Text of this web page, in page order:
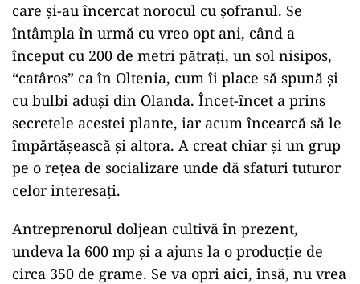
care și-au încercat norocul cu șofranul. Se
întâmpla în urmă cu vreo opt ani, când a
început cu 200 de metri pătrați, un sol nisipos,
“catâros” ca în Oltenia, cum îi place să spună și
cu bulbi aduși din Olanda. Încet-încet a prins
secretele acestei plante, iar acum încearcă să le
împărtășească și altora. A creat chiar și un grup
pe o rețea de socializare unde dă sfaturi tuturor
celor interesați.
Antreprenorul doljean cultivă în prezent,
undeva la 600 mp și a ajuns la o producție de
circa 350 de grame. Se va opri aici, însă, nu vrea